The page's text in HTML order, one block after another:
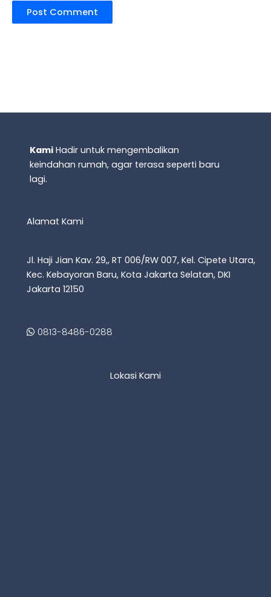
Kami Hadir untuk mengembalikan
keindahan rumah, agar terasa seperti baru
lagi.
Alamat Kami
Jl. Haji Jian Kav. 29,, RT 006/RW 007, Kel. Cipete Utara,
Kec. Kebayoran Baru, Kota Jakarta Selatan, DKI
Jakarta 12150
0813-8486-0288
Lokasi Kami